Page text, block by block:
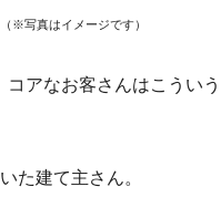
す）
アなお客さんはこういう
た建て主さん。